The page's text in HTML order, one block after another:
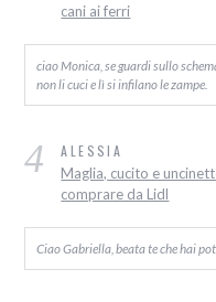
cani ai ferri
ciao Monica, se guardi sullo
non li cuci e lì si infilano le zampe.
4 ALESSIA
Maglia, cucito e
comprare da Lidl
Ciao Gabriella, beata te che hai